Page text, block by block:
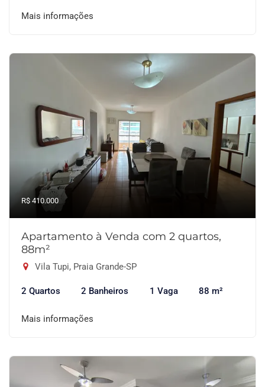
Mais informações
R$ 410.000
Apartamento à Venda com 2 quartos,
88m²
Vila Tupi, Praia Grande-SP
2 Quartos 2 Banheiros 1 Vaga 88 m²
Mais informações